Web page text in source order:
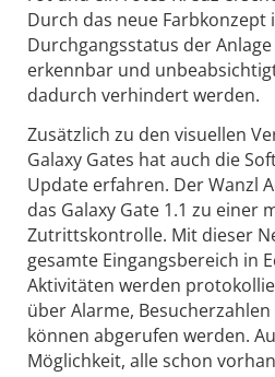
Durch das neue Farbkonzept
Durchgangsstatus der
erkennbar und
dadurch verhindert werden.
Zusätzlich zu den visuellen
Galaxy Gates hat auch die
Update erfahren. Der Wanzl
das Galaxy Gate 1.1 zu einer
Zutrittskontrolle. Mit dieser
gesamte Eingangsbereich in
Aktivitäten werden
über Alarme,
können abgerufen werden.
Möglichkeit, alle schon